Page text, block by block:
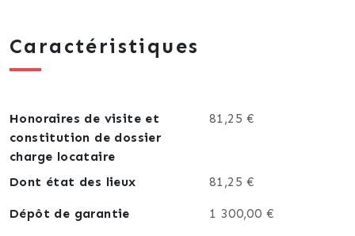
Caractéristiques techniques :
- Châssis double vitrage ;
- Ventilation mécanique contrôlée (VMC) dans
chaque pièce.
Adresse du bien: Rue de l'Athénée, 4 - Chimay
Caractéristiques
Honoraires de visite et
constitution de dossier
charge locataire
81,25 €
Dont état des lieux 81,25 €
Dépôt de garantie 1 300,00 €